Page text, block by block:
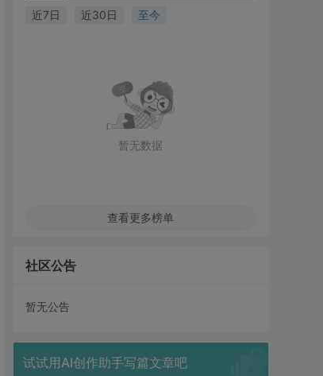
近7日 近30日 至今
暂无数据
查看更多榜单
社区公告
暂无公告
试试用AI创作助手写篇文章吧